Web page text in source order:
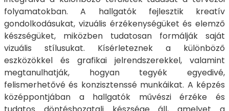
folyamatokban. A hallgatók fejlesztik kreatív
gondolkodásukat, vizuális érzékenységüket és elemző
készségüket, miközben tudatosan formálják saját
vizuális stílusukat. Kísérleteznek a különböző
eszközökkel és grafikai jelrendszerekkel, valamint
megtanulhatják, hogyan tegyék egyedivé,
felismerhetővé és konzisztenssé munkáikat. A képzés
középpontjában a hallgatók művészi érzéke és